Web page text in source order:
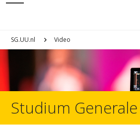
SG.UU.nl Video
Studium Generale